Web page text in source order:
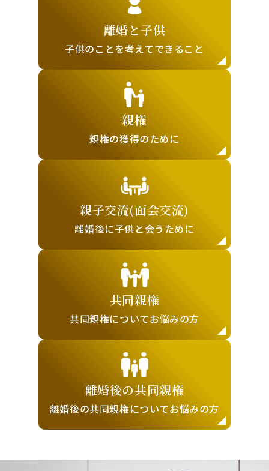
離婚と子供
子供のことを考えてできること
親権
親権の獲得のために
親子交流(面会交流)
離婚後に子供と会うために
共同親権
共同親権についてお悩みの方
離婚後の共同親権
離婚後の共同親権についてお悩みの方